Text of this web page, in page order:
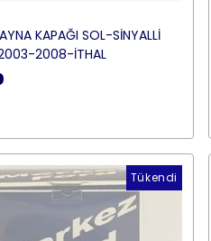
KAPAĞI SOL-SİNYALLİ
2008-İTHAL
Tükendi